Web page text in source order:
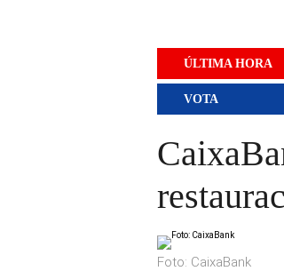
ÚLTIMA HORA
VOTA
Foto: CaixaBank